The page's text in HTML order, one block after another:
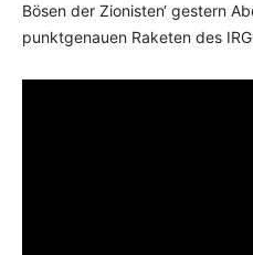
Bösen der Zionisten‘ gestern
punktgenauen Raketen des